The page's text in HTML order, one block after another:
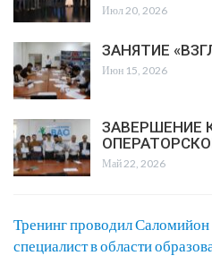
Июл 20, 2026
ЗАНЯТИЕ
Июн 15, 2026
ЗАВЕРШЕНИЕ
Май 22, 2026
Тренинг проводил
специалист в области